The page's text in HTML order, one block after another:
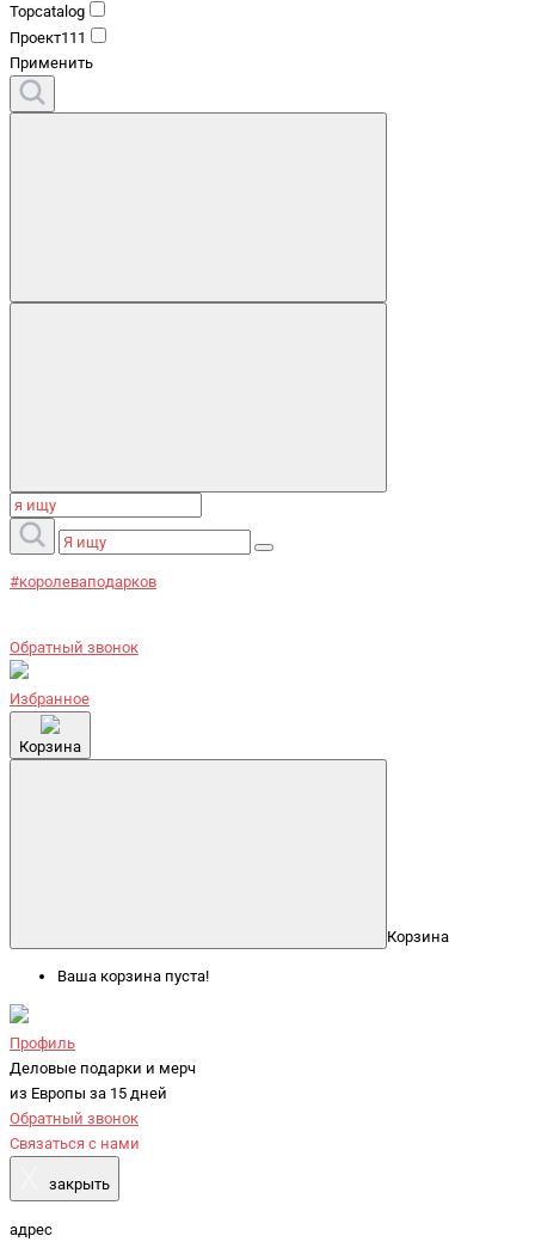
Topcatalog
Проект111
Применить
#королеваподарков
Обратный звонок
Избранное
Корзина
Корзина
Ваша корзина пуста!
Профиль
Деловые подарки и мерч
из Европы за 15 дней
Обратный звонок
Связаться с нами
закрыть
адрес